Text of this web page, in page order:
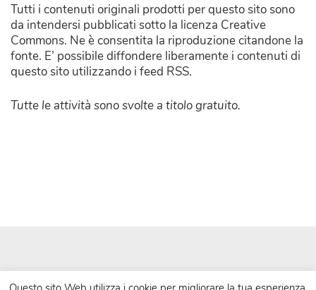
Tutti i contenuti originali prodotti per questo sito sono
da intendersi pubblicati sotto la licenza Creative
Commons. Ne è consentita la riproduzione citandone la
fonte. E’ possibile diffondere liberamente i contenuti di
questo sito utilizzando i feed RSS.
Tutte le attività sono svolte a titolo gratuito.